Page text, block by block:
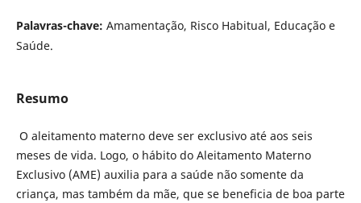
Palavras-chave: Amamentação, Risco Habitual, Educação e
Saúde.
Resumo
O aleitamento materno deve ser exclusivo até aos seis
meses de vida. Logo, o hábito do Aleitamento Materno
Exclusivo (AME) auxilia para a saúde não somente da
criança, mas também da mãe, que se beneficia de boa parte